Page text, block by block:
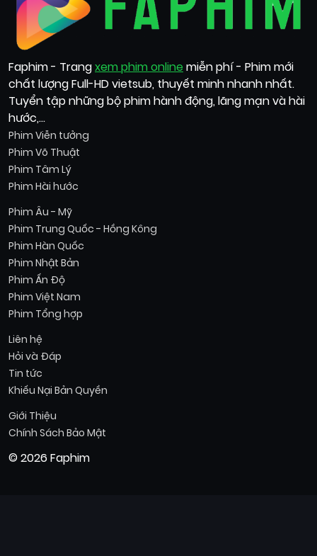
Faphim - Trangxem phim online miễn phí - Phim mới
chất lượng Full-HD vietsub, thuyết minh nhanh nhất.
Tuyển tập những bộ phim hành động, lãng mạn và hài
hước,...
Phim Viễn tưởng
Phim Võ Thuật
Phim Tâm Lý
Phim Hài hước
Phim Âu - Mỹ
Phim Trung Quốc - Hồng Kông
Phim Hàn Quốc
Phim Nhật Bản
Phim Ấn Độ
Phim Việt Nam
Phim Tổng hợp
Liên hệ
Hỏi và Đáp
Tin tức
Khiếu Nại Bản Quyền
Giới Thiệu
Chính Sách Bảo Mật
© 2026 Faphim